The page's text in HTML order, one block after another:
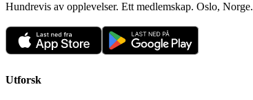
Hundrevis av opplevelser. Ett medlemskap. Oslo, Norge.
Utforsk